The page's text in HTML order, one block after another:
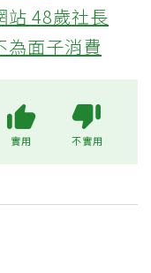
站 48歲社長
為面子消費
實用 不實用